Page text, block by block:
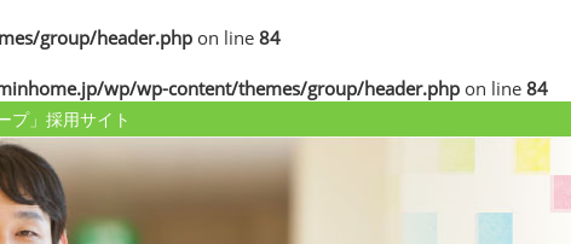
group/header.php on line 84
wp/wp-content/themes/group/header.php on line 84
プ」採用サイト